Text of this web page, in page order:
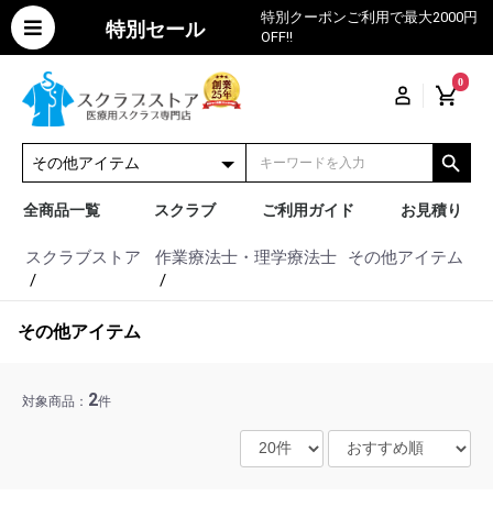
特別セール
特別クーポンご利用で最大2000円
OFF!!
0
全商品一覧 スクラブ ご利用ガイド お見積り
スクラブストア 作業療法士・理学療法士 その他アイテム
その他アイテム
対象商品： 2件